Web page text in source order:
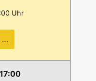
Uhr
…
17:00